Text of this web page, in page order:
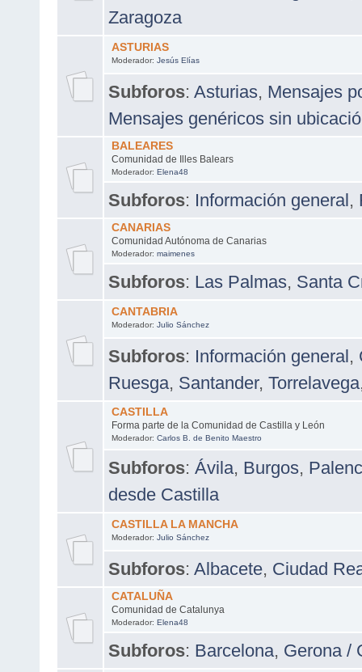
Zaragoza
ASTURIAS
Moderador: Jesús Elías
Subforos: Asturias, Mensajes
Mensajes genéricos sin
BALEARES
Comunidad de Illes Balears
Moderador: Elena48
Subforos: Información general,
CANARIAS
Comunidad Autónoma de Canarias
Moderador: maimenes
Subforos: Las Palmas, Santa
CANTABRIA
Moderador: Julio Sánchez
Subforos: Información general,
Ruesga, Santander, Torrelavega
CASTILLA
Forma parte de la Comunidad de Castilla y León
Moderador: Carlos B. de Benito Maestro
Subforos: Ávila, Burgos,
desde Castilla
CASTILLA LA MANCHA
Moderador: Julio Sánchez
Subforos: Albacete, Ciudad
CATALUÑA
Comunidad de Catalunya
Moderador: Elena48
Subforos: Barcelona, Gerona /